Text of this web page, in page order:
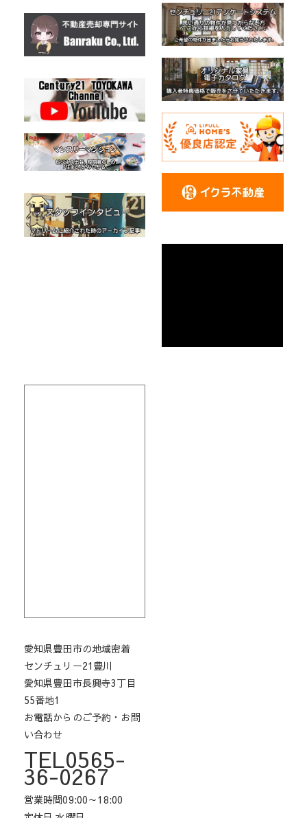
愛知県豊田市の地域密着
センチュリー21豊川
愛知県豊田市長興寺3丁目
55番地1
お電話からのご予約・お問
い合わせ
TEL0565-
36-0267
営業時間09:00～18:00